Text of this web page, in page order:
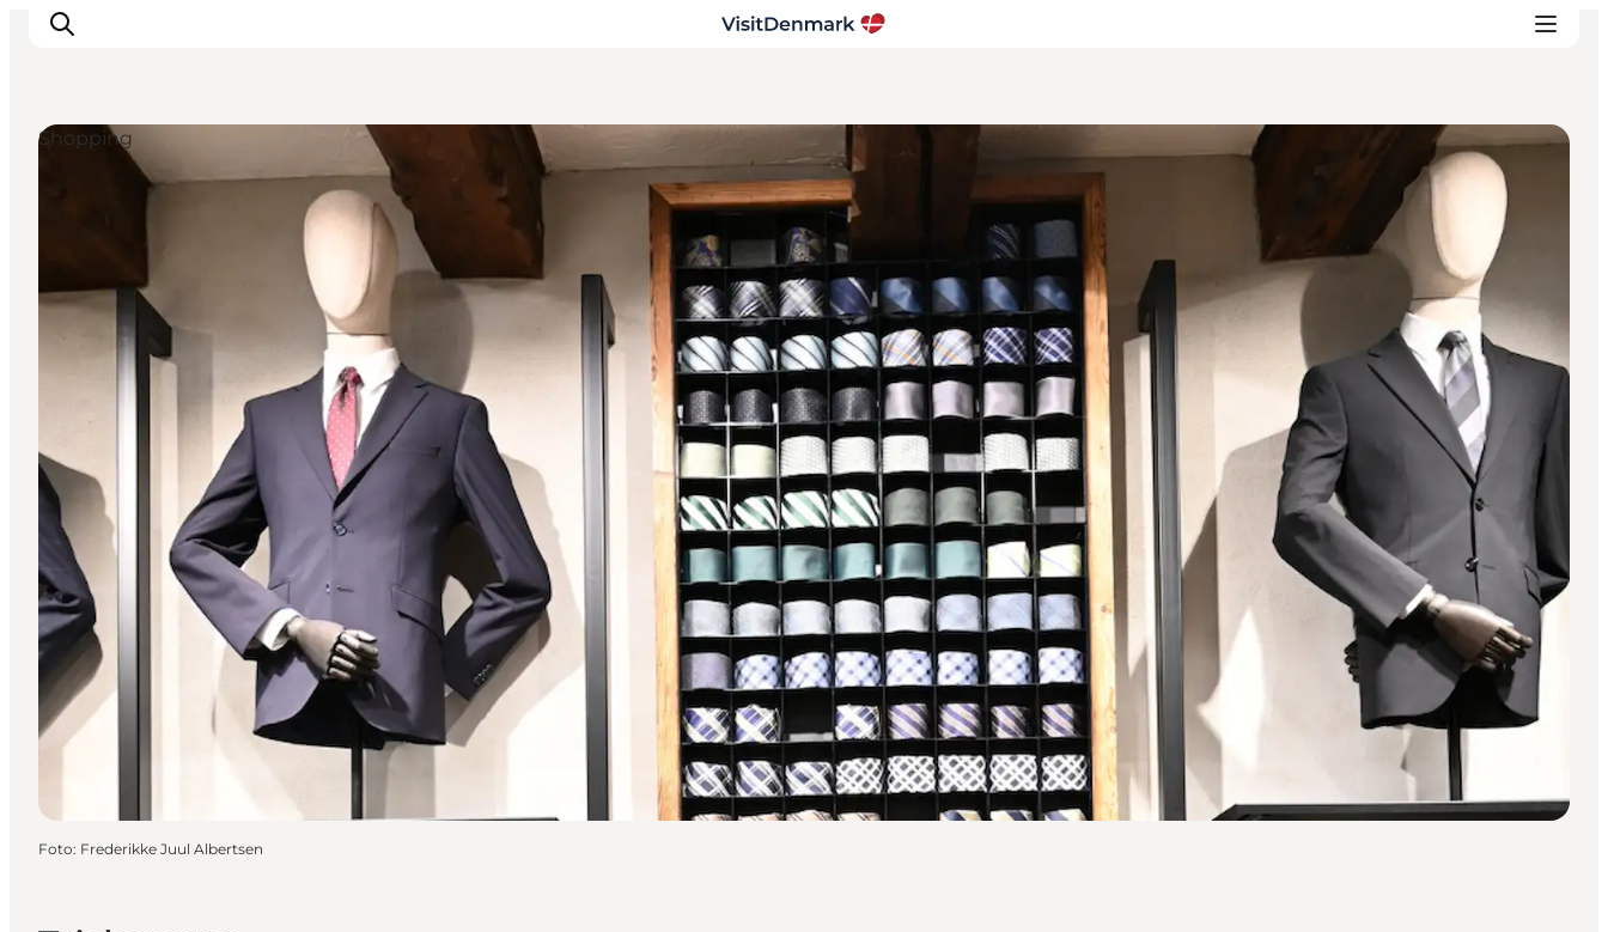
Inspiration
Unterkünfte
Reiseplanung
Shopping
Foto: Frederikke Juul Albertsen